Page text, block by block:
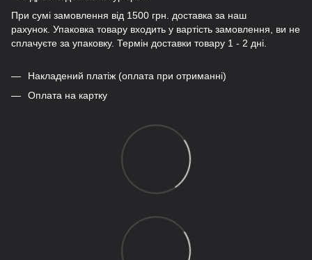
При сумі замовлення від 1500 грн. доставка за наш
рахунок. Упаковка товару входить у вартість замовлення, ви не
сплачуєте за упаковку. Термін доставки товару 1 - 2 дні.
Накладений платіж (оплата при отриманні)
Оплата на картку